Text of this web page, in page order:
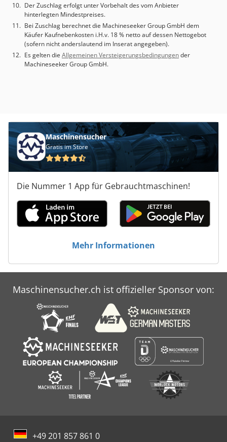
Der Zuschlag erfolgt unter Vorbehalt des vom Anbieter
hinterlegten Mindestpreises.
Bei Zuschlag berechnet die Machineseeker Group GmbH dem
Käufer Kaufnebenkosten i.H.v. 18 % netto auf dessen Nettogebot
(sofern nicht anderslautend im Inserat angegeben).
Es gelten die Allgemeinen Versteigerungsbedingungender
Machineseeker Group GmbH.
Maschinensucher
Gratis im Store
Die Nummer 1 App für Gebrauchtmaschinen!
Mehr Informationen
Maschinensucher.ch ist offizieller Sponsor von:
+49 201 857 861 0